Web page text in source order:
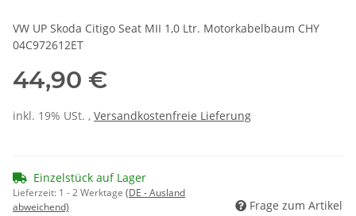
VW UP Skoda Citigo Seat MII 1,0 Ltr. Motorkabelbaum CHY
04C972612ET
44,90 €
inkl. 19% USt. , Versandkostenfreie Lieferung
Einzelstück auf Lager
Lieferzeit: 1 - 2 Werktage (DE - Ausland
abweichend)
Frage zum Artikel